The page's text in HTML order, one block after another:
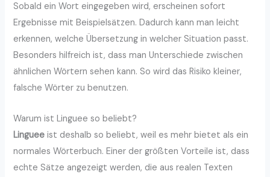
Sobald ein Wort eingegeben wird, erscheinen sofort
Ergebnisse mit Beispielsätzen. Dadurch kann man leicht
erkennen, welche Übersetzung in welcher Situation passt.
Besonders hilfreich ist, dass man Unterschiede zwischen
ähnlichen Wörtern sehen kann. So wird das Risiko kleiner,
falsche Wörter zu benutzen.
Warum ist Linguee so beliebt?
Linguee ist deshalb so beliebt, weil es mehr bietet als ein
normales Wörterbuch. Einer der größten Vorteile ist, dass
echte Sätze angezeigt werden, die aus realen Texten